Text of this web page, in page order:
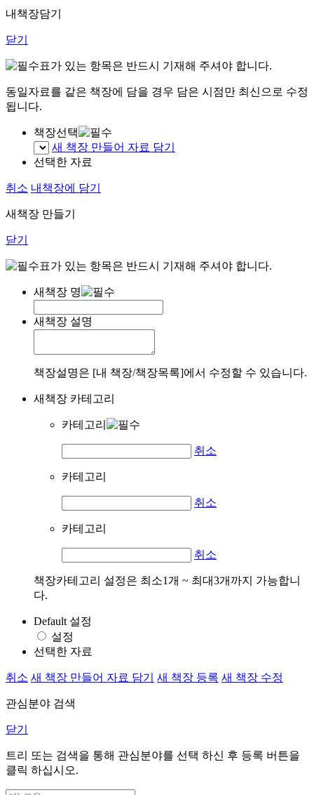
내책장담기
닫기
표가 있는 항목은 반드시 기재해 주셔야 합니다.
동일자료를 같은 책장에 담을 경우 담은 시점만 최신으로 수정
됩니다.
책장선택
새 책장 만들어 자료 담기
선택한 자료
취소 내책장에 담기
새책장 만들기
닫기
표가 있는 항목은 반드시 기재해 주셔야 합니다.
새책장 명
새책장 설명
책장설명은 [내 책장/책장목록]에서 수정할 수 있습니다.
새책장 카테고리
카테고리
취소
카테고리
취소
카테고리
취소
책장카테고리 설정은 최소1개 ~ 최대3개까지 가능합니
다.
Default 설정
설정
선택한 자료
취소 새 책장 만들어 자료 담기 새 책장 등록 새 책장 수정
관심분야 검색
닫기
트리 또는 검색을 통해 관심분야를 선택 하신 후 등록 버튼을
클릭 하십시오.